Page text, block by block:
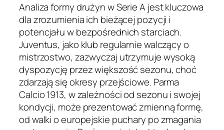
Analiza formy drużyn w Serie A jest kluczowa
dla zrozumienia ich bieżącej pozycji i
potencjału w bezpośrednich starciach.
Juventus, jako klub regularnie walczący o
mistrzostwo, zazwyczaj utrzymuje wysoką
dyspozycję przez większość sezonu, choć
zdarzają się okresy przejściowe. Parma
Calcio 1913, w zależności od sezonu i swojej
kondycji, może prezentować zmienną formę,
od walki o europejskie puchary po zmagania